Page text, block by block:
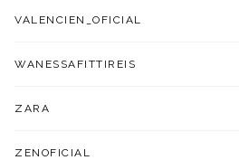
VALENCIEN_OFICIAL
WANESSAFITTIREIS
ZARA
ZENOFICIAL